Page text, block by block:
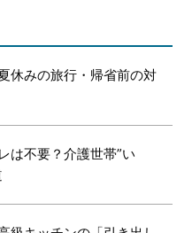
休みの旅行・帰省前の対
は不要？介護世帯”い